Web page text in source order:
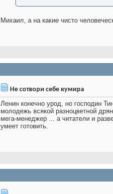
Михаил, а на какие чисто
Не сотвори себе кумира
Ленин конечно урод, но господин
молодежь всякой разноцветной
мега-менеджер ... а читатели и
умеет готовить.